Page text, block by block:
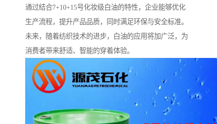
通过结合7+10+15号化妆级白油的特性，企业能够优化
生产流程，提升产品品质，同时满足环保与安全标准。
未来，随着纺织技术的进步，白油的应用将加广泛，为
消费者带来舒适、智能的穿着体验。